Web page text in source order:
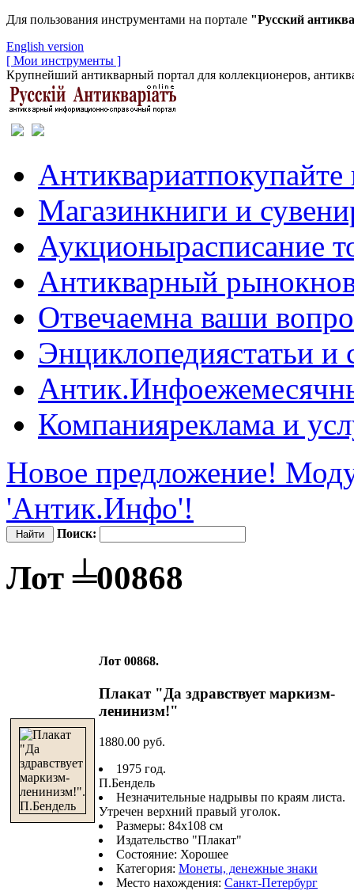
Для пользования инструментами на портале "Русский
English version
[ Мои инструменты ]
Крупнейший антикварный портал для коллекционеров,
Антиквариатпокупайте
Магазинкниги и
Аукционырасписание
Антикварный рынок
Отвечаемна ваши
Энциклопедиястатьи и
Антик.Инфо
Компанияреклама и
Новое предложение!
'Антик.Инфо'!
Поиск:
Лот ╧00868
Лот 00868.
Плакат "Да здравствует маркизм-
ленинизм!"
1880.00 руб.
1975 год.
П.Бендель
Незначительные надрывы по краям листа.
Утречен верхний правый уголок.
Размеры: 84х108 см
Издательство "Плакат"
Состояние: Хорошее
Категория: Монеты, денежные знаки
Место нахождения: Санкт-Петербург